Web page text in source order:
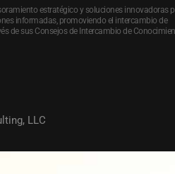
estratégico y soluciones innovadoras
informadas, promoviendo el intercambio de
de sus Consejos de Intercambio de
LLC